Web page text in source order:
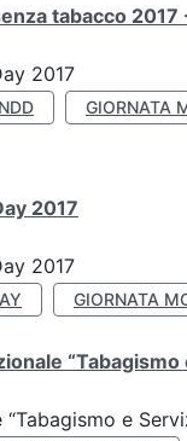
tabacco 2017
2017
GIORNATA
2017
2017
GIORNATA
e